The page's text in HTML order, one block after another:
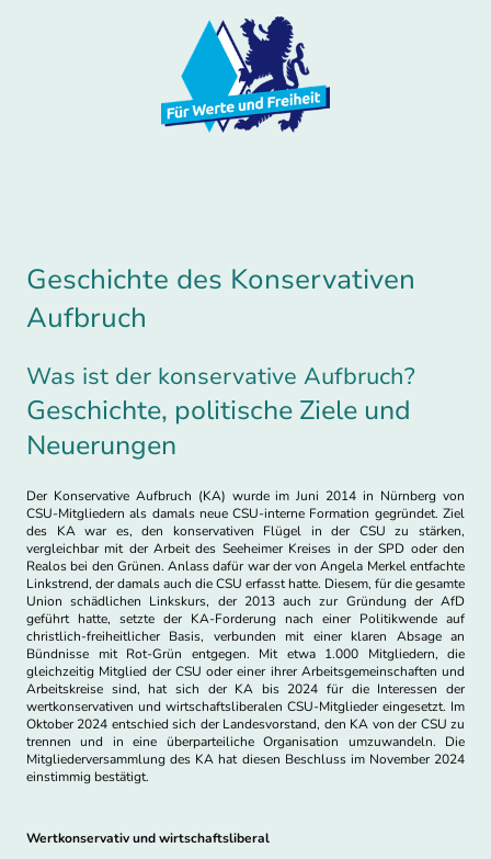
Geschichte des Konservativen
Aufbruch
Was ist der konservative Aufbruch?
Geschichte, politische Ziele und
Neuerungen
Der Konservative Aufbruch (KA) wurde im Juni 2014 in Nürnberg von
CSU-Mitgliedern als damals neue CSU-interne Formation gegründet. Ziel
des KA war es, den konservativen Flügel in der CSU zu stärken,
vergleichbar mit der Arbeit des Seeheimer Kreises in der SPD oder den
Realos bei den Grünen. Anlass dafür war der von Angela Merkel entfachte
Linkstrend, der damals auch die CSU erfasst hatte. Diesem, für die gesamte
Union schädlichen Linkskurs, der 2013 auch zur Gründung der AfD
geführt hatte, setzte der KA-Forderung nach einer Politikwende auf
christlich-freiheitlicher Basis, verbunden mit einer klaren Absage an
Bündnisse mit Rot-Grün entgegen. Mit etwa 1.000 Mitgliedern, die
gleichzeitig Mitglied der CSU oder einer ihrer Arbeitsgemeinschaften und
Arbeitskreise sind, hat sich der KA bis 2024 für die Interessen der
wertkonservativen und wirtschaftsliberalen CSU-Mitglieder eingesetzt. Im
Oktober 2024 entschied sich der Landesvorstand, den KA von der CSU zu
trennen und in eine überparteiliche Organisation umzuwandeln. Die
Mitgliederversammlung des KA hat diesen Beschluss im November 2024
einstimmig bestätigt.
Wertkonservativ und wirtschaftsliberal